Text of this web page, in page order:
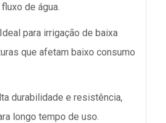
de água.
Ideal para irrigação de baixa
que afetam baixo consumo
durabilidade e resistência,
longo tempo de uso.